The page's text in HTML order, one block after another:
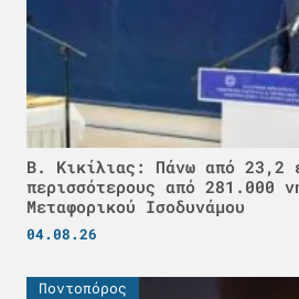
Β. Κικίλιας: Πάνω από 23,2
περισσότερους από 281.000
Μεταφορικού Ισοδυνάμου
04.08.26
Ποντοπόρος